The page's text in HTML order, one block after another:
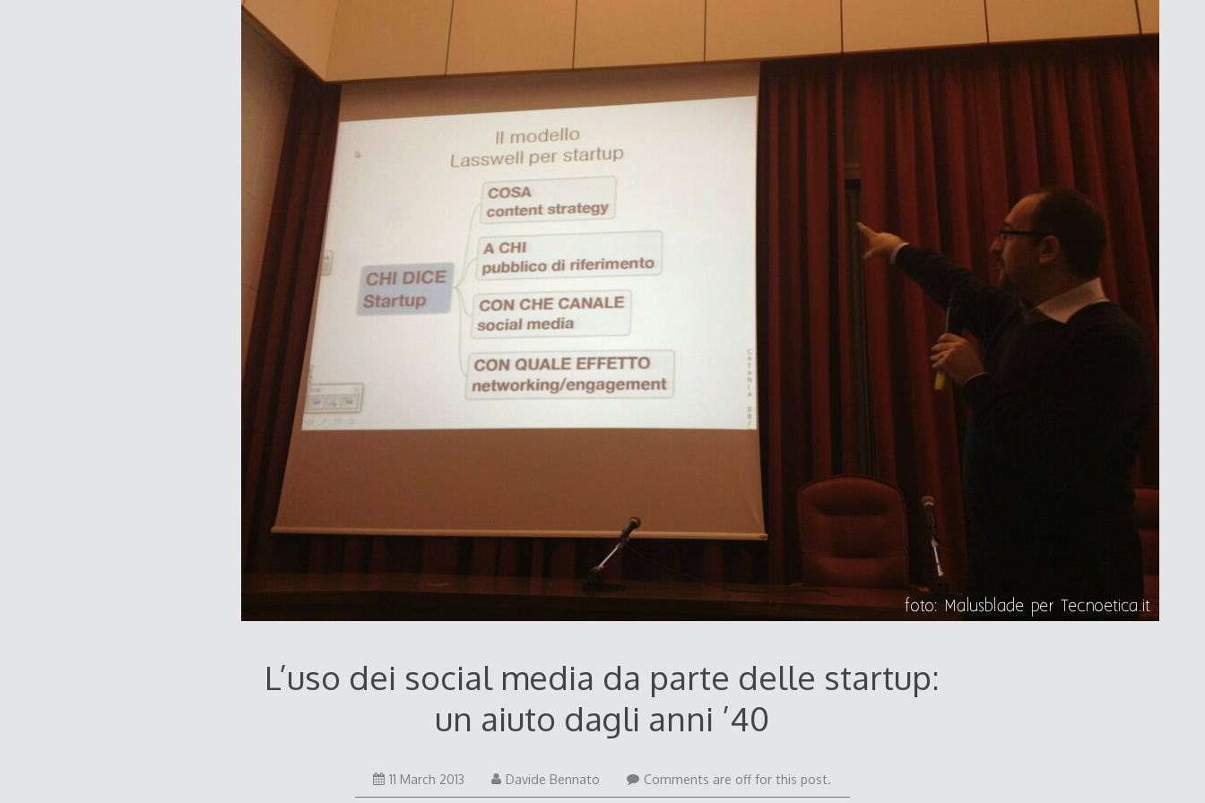
L’uso dei social media da parte delle startup:
un aiuto dagli anni ’40
11 March 2013 Davide Bennato Comments are off for this post.